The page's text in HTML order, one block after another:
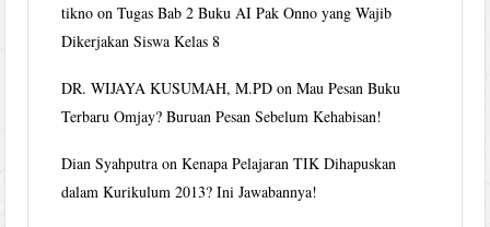
tikno onTugas Bab 2 Buku AI Pak Onno yang Wajib
Dikerjakan Siswa Kelas 8
DR. WIJAYA KUSUMAH, M.PD onMau Pesan Buku
Terbaru Omjay? Buruan Pesan Sebelum Kehabisan!
Dian Syahputra onKenapa Pelajaran TIK Dihapuskan
dalam Kurikulum 2013? Ini Jawabannya!